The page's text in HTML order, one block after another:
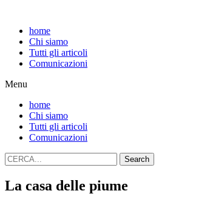
home
Chi siamo
Tutti gli articoli
Comunicazioni
Menu
home
Chi siamo
Tutti gli articoli
Comunicazioni
Search
La casa delle piume